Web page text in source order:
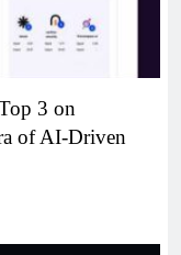
3 on
of AI-Driven